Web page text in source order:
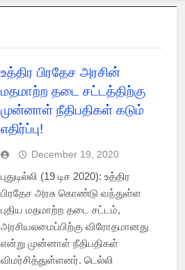
உத்திர பிரதேச அரசின்
மதமாற்ற தடை சட்டத்திற்கு
முன்னாள் நீதிபதிகள் கடும்
எதிர்ப்பு!
December 19, 2020
புதுடில்லி (19 டிச 2020): உத்திர
பிரதேச அரசு கொண்டு வந்துள்ள
புதிய மதமாற்ற தடை சட்டம்,
அரசியலமைப்பிற்கு விரோதமானது
என்று முன்னாள் நீதிபதிகள்
விமர்சித்துள்ளனர். டெல்லி